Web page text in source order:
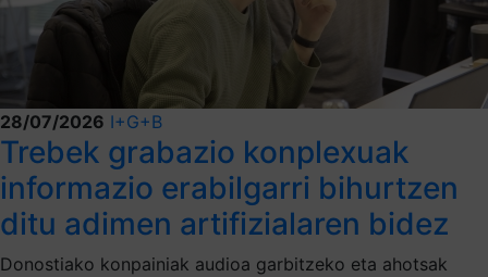
28/07/2026 I+G+B
Trebek grabazio konplexuak
informazio erabilgarri bihurtzen
ditu adimen artifizialaren bidez
Donostiako konpainiak audioa garbitzeko eta ahotsak